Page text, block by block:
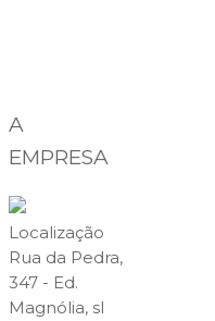
A
EMPRESA
Localização
Rua da Pedra,
347 - Ed.
Magnólia, sl